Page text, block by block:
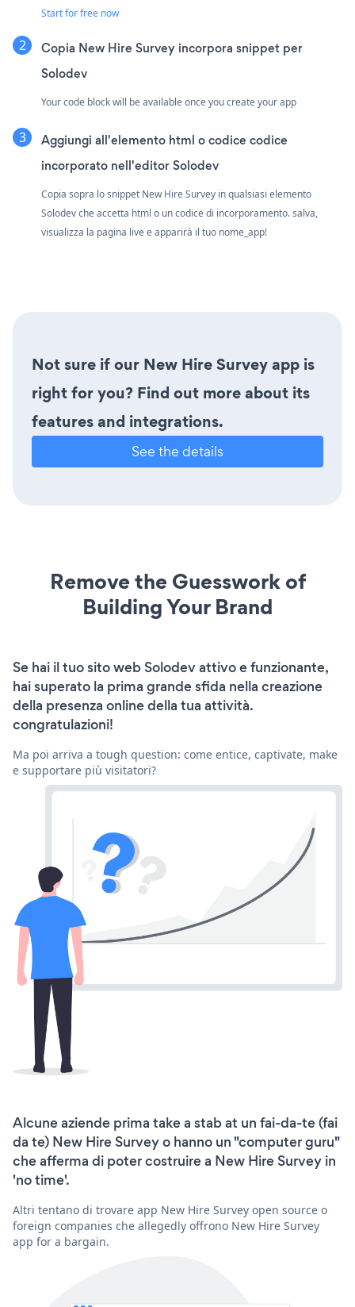
Start for free now
Copia New Hire Survey incorpora snippet per
Solodev
Your code block will be available once you create your app
Aggiungi all'elemento html o codice codice
incorporato nell'editor Solodev
Copia sopra lo snippet New Hire Survey in qualsiasi elemento
Solodev che accetta html o un codice di incorporamento. salva,
visualizza la pagina live e apparirà il tuo nome_app!
Not sure if our New Hire Survey app is
right for you? Find out more about its
features and integrations.
See the details
Remove the Guesswork of
Building Your Brand
Se hai il tuo sito web Solodev attivo e funzionante,
hai superato la prima grande sfida nella creazione
della presenza online della tua attività.
congratulazioni!
Ma poi arriva a tough question: come entice, captivate, make
e supportare più visitatori?
Alcune aziende prima take a stab at un fai-da-te (fai
da te) New Hire Survey o hanno un "computer guru"
che afferma di poter costruire a New Hire Survey in
'no time'.
Altri tentano di trovare app New Hire Survey open source o
foreign companies che allegedly offrono New Hire Survey
app for a bargain.